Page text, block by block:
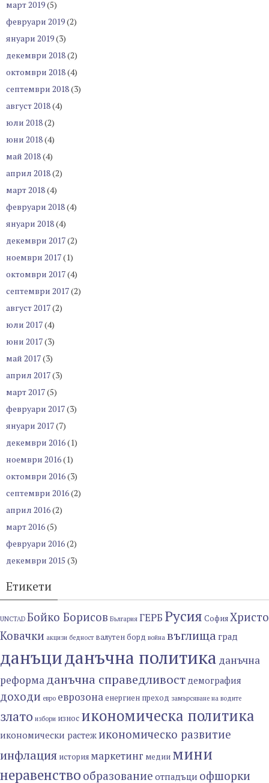
март 2019(5)
февруари 2019(2)
януари 2019(3)
декември 2018(2)
октомври 2018(4)
септември 2018(3)
август 2018(4)
юли 2018(2)
юни 2018(4)
май 2018(4)
април 2018(2)
март 2018(4)
февруари 2018(4)
януари 2018(4)
декември 2017(2)
ноември 2017(1)
октомври 2017(4)
септември 2017(2)
август 2017(2)
юли 2017(4)
юни 2017(3)
май 2017(3)
април 2017(3)
март 2017(5)
февруари 2017(3)
януари 2017(7)
декември 2016(1)
ноември 2016(1)
октомври 2016(3)
септември 2016(2)
април 2016(2)
март 2016(5)
февруари 2016(2)
декември 2015 (3)
Етикети
UNCTAD Бойко Борисов България ГЕРБ Русия СофияХристо
Ковачки акцизи бедност валутен борд война въглищаград
данъциданъчна политика данъчна
реформаданъчна справедливост демография
доходи евро еврозонаенергиен преход замърсяване на водите
злато избори износ икономическа политика
икономически растежикономическо развитие
инфлация история маркетинг медии мини
неравенство образование отпадъци офшорки